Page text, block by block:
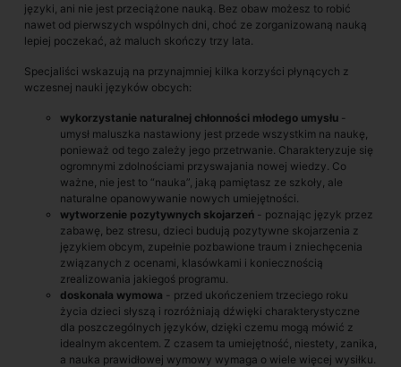
języki, ani nie jest przeciążone nauką. Bez obaw możesz to robić
nawet od pierwszych wspólnych dni, choć ze zorganizowaną nauką
lepiej poczekać, aż maluch skończy trzy lata.
Specjaliści wskazują na przynajmniej kilka korzyści płynących z
wczesnej nauki języków obcych:
wykorzystanie naturalnej chłonności młodego umysłu -
umysł maluszka nastawiony jest przede wszystkim na naukę,
ponieważ od tego zależy jego przetrwanie. Charakteryzuje się
ogromnymi zdolnościami przyswajania nowej wiedzy. Co
ważne, nie jest to “nauka”, jaką pamiętasz ze szkoły, ale
naturalne opanowywanie nowych umiejętności.
wytworzenie pozytywnych skojarzeń - poznając język przez
zabawę, bez stresu, dzieci budują pozytywne skojarzenia z
językiem obcym, zupełnie pozbawione traum i zniechęcenia
związanych z ocenami, klasówkami i koniecznością
zrealizowania jakiegoś programu.
doskonała wymowa - przed ukończeniem trzeciego roku
życia dzieci słyszą i rozróżniają dźwięki charakterystyczne
dla poszczególnych języków, dzięki czemu mogą mówić z
idealnym akcentem. Z czasem ta umiejętność, niestety, zanika,
a nauka prawidłowej wymowy wymaga o wiele więcej wysiłku.